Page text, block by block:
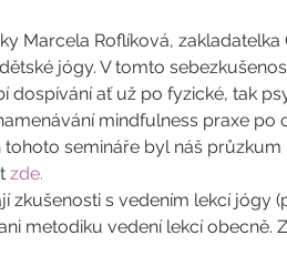
Marcela Roflíková, zakladatelka
jógy. V tomto
ať už po fyzické, tak
mindfulness praxe po
semináře byl náš průzkum
zde.
s vedením lekcí jógy
metodiku vedení lekcí obecně.